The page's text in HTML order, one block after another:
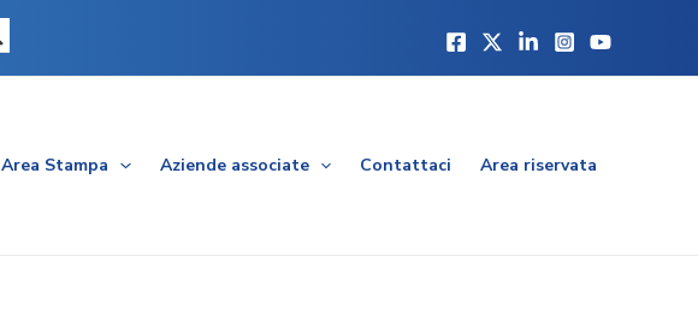
Area Stampa Aziende associate Contattaci Area riservata